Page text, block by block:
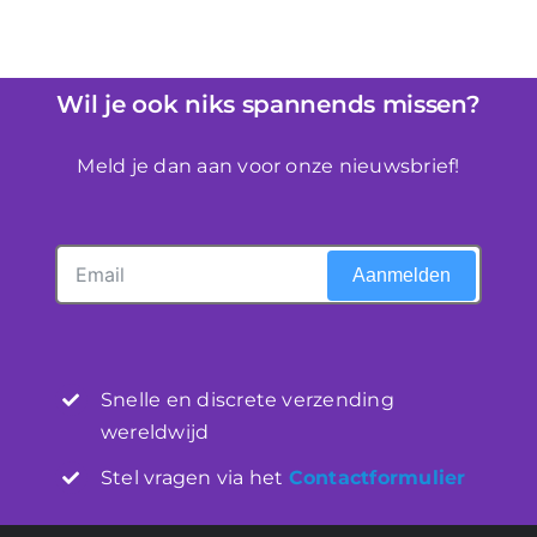
Wil je ook niks spannends missen?
Meld je dan aan voor onze nieuwsbrief!
Aanmelden
Snelle en discrete verzending
wereldwijd
Stel vragen via het Contactformulier